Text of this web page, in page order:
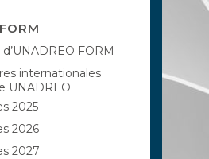
FORM
internationales
UNADREO
2025
2026
2027